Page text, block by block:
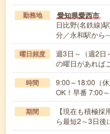
勤務地 愛知県愛西市
日比野(名鉄線)
分／永和駅から
曜日頻度
週3日～（週2日
の曜日があれば
時間
9:00～18:00（
OK！早番 7:00
期間
【現在も積極
ら最短2～3日後